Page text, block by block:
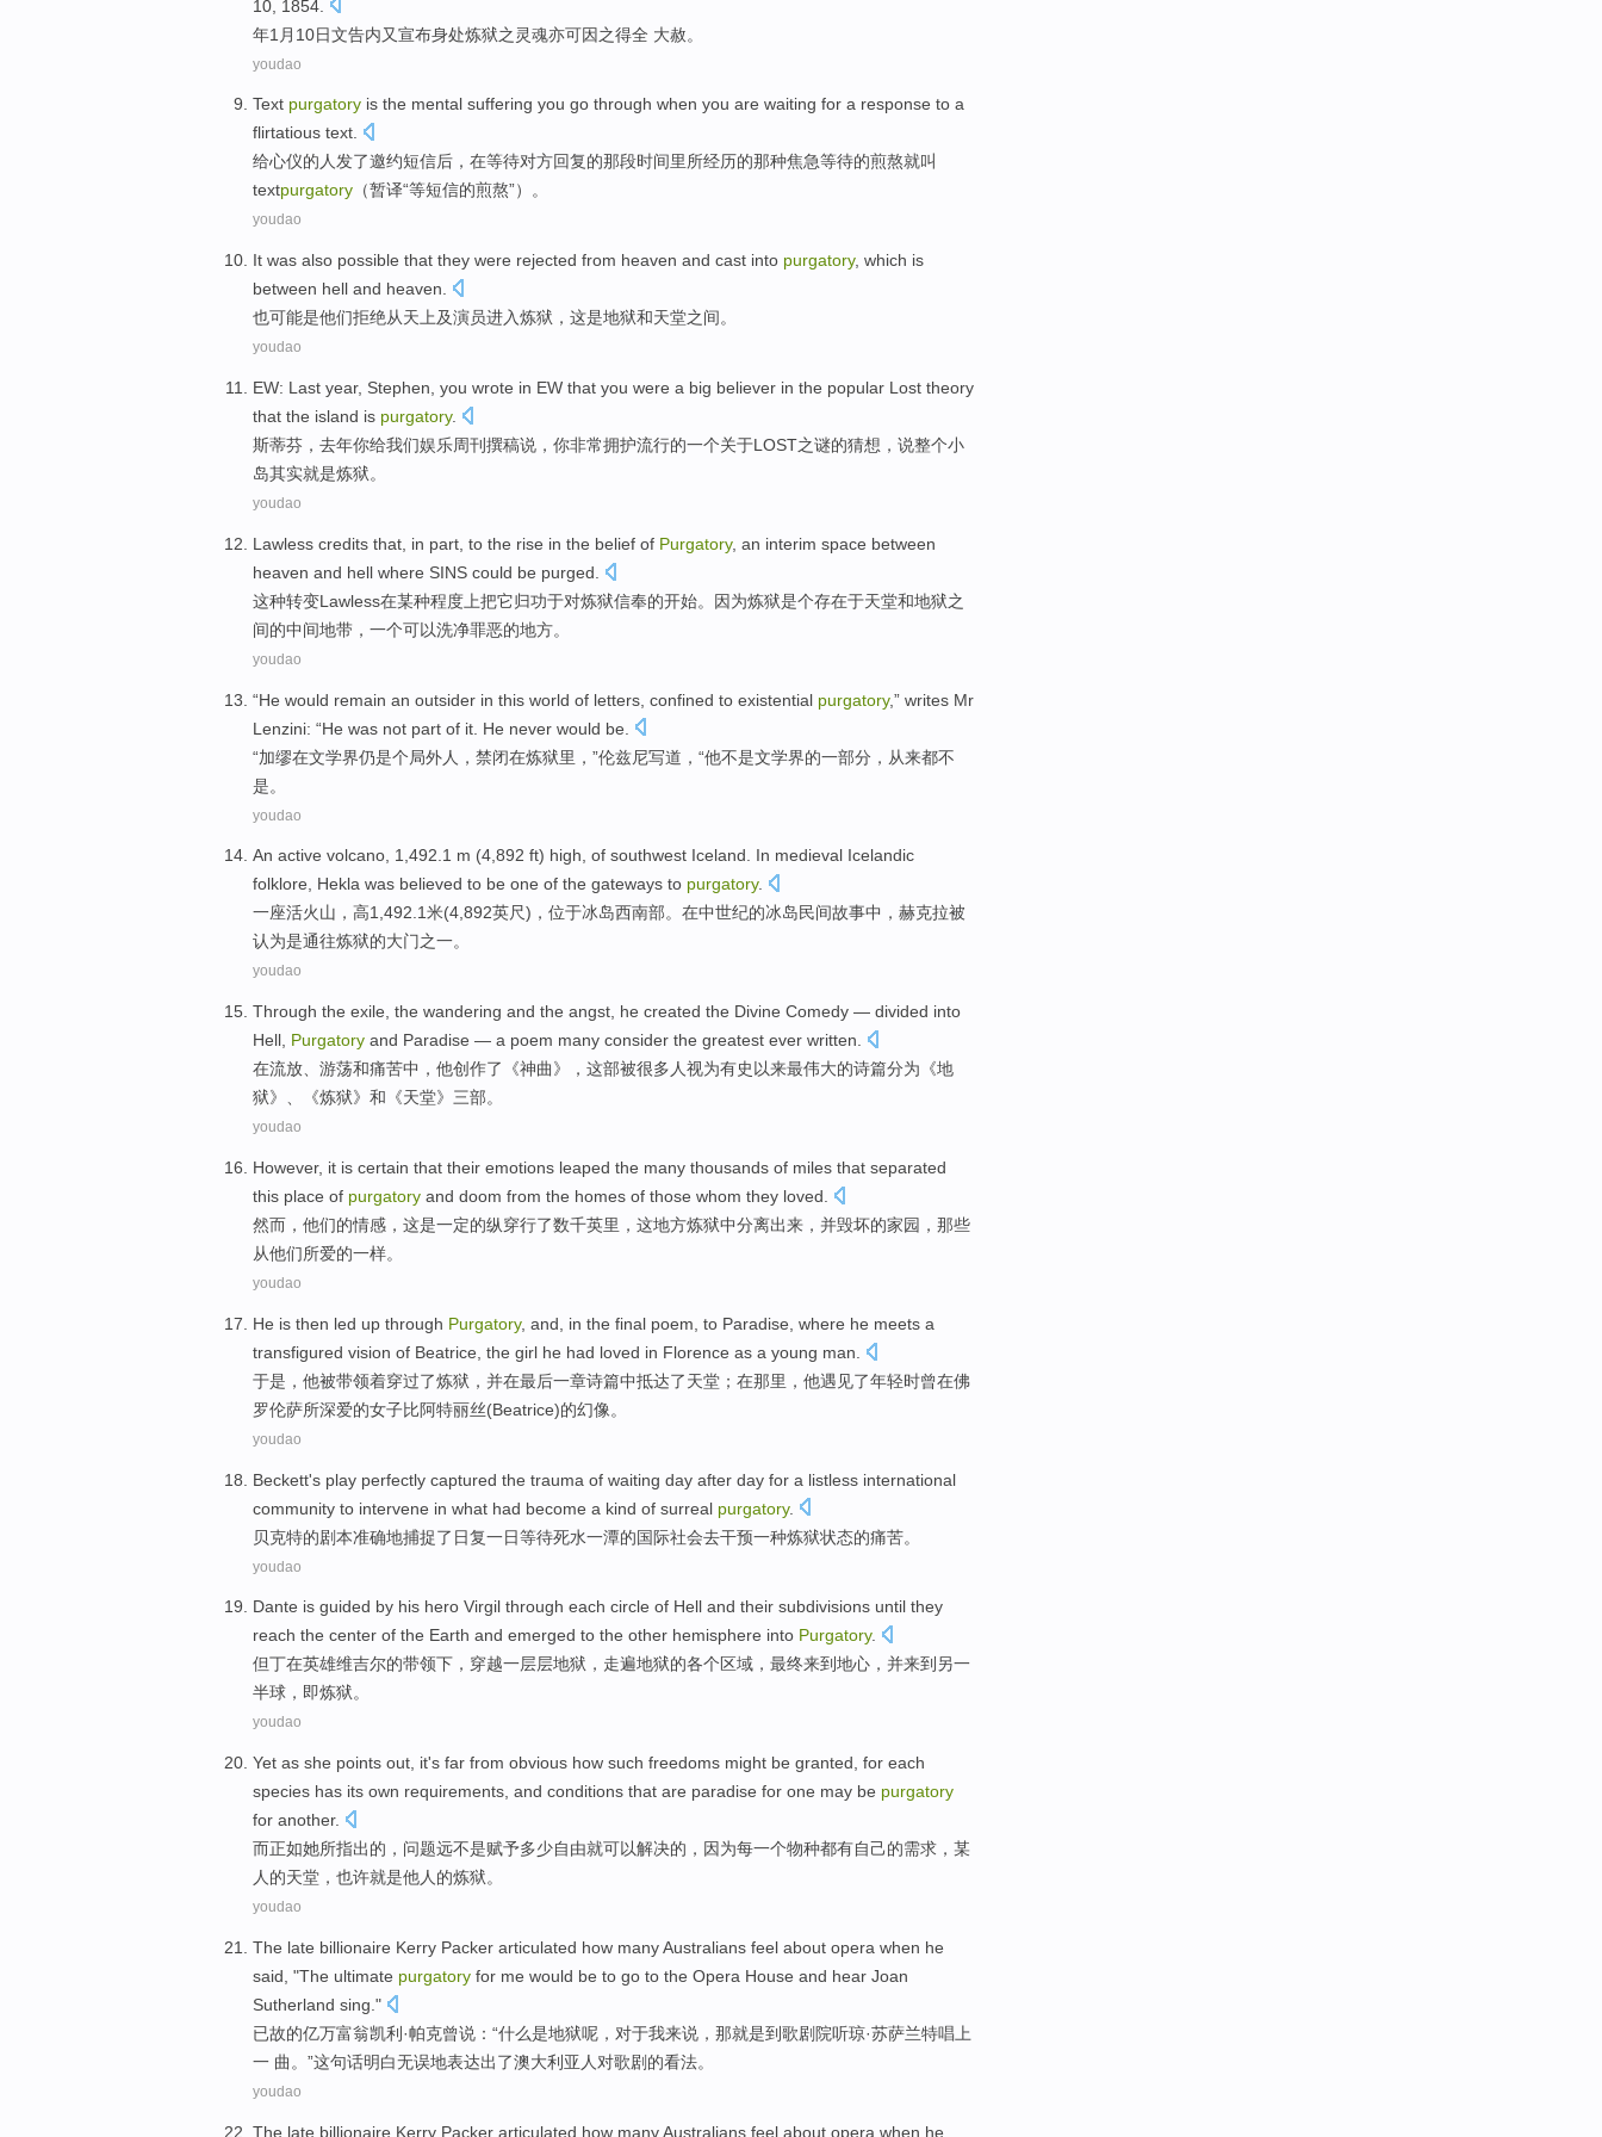
10 , 1854.
年1 月10日文告内又宣布身处炼狱之 灵魂亦可因之得全 大赦。
youdao
Text purgatory is the mental suffering you go through when you are waiting for a response to a
flirtatious text.
给心仪的人发了邀约短信后，在等待对方回复的那段时间里所经历的那种焦急等待的煎熬就叫
textpurgatory （暂译“等短信的煎熬”）。
youdao
It was also possible that they were rejected from heaven and cast into purgatory, which is
between hell and heaven
也可能是他们拒绝从天上及演员进入炼狱 ， 这是地狱和天堂之间。
youdao
EW: Last year, Stephen you wrote in EW that you were a big believer in the popular Lost theory
that the island is purgatory.
斯蒂芬 ， 去年你给我们娱乐周刊 撰稿说，你非常拥护流行的一个关于LOST之谜的猜想， 说整个小
岛其实就是炼狱。
youdao
Lawless credits that, in part, to the rise in the belief of Purgatory, an interim space between
heaven and hell where SINS could be purged
这种转变Lawless在某种程度上把它归功于对炼狱信奉的开始。因为炼狱是个存在于天堂和地狱之
间的中间地带， 一个可以洗净罪恶的地方。
youdao
“He would remain an outsider in this world of letters, confined to existential purgatory,” writes Mr
Lenzini: “He was not part of it. He never would be.
“加缪在文学界仍是个局外人， 禁闭在炼狱里，”伦兹尼写道 ，“他不是文学界的一部分 ，从来都不
是。
youdao
An active volcano, 1,492.1 m (4,892 ft) high, of southwest Iceland. In medieval Icelandic
folklore, Hekla was believed to be one of the gateways to purgatory.
一座活火山 ， 高1,492.1米(4,892英尺)，位于冰岛西南部。 在中世纪的冰岛民间故事中 ，赫克拉被
认为是通往炼狱的大门之一。
youdao
Through the exile, the wandering and the angst he created the Divine Comedy — divided into
Hell, Purgatory and Paradise — a poem many consider the greatest ever written.
在流放
游荡和痛苦中， 他创作了 《神曲》，这部被很多人视为有史以来最伟大的诗篇分为 《地
狱》、《炼狱》和《天堂》三部。
youdao
However, it is certain that their emotions leaped the many thousands of miles that separated
this place of purgatory and doom from the homes of those whom they loved
然而 ， 他们的情感 ， 这是一定的纵穿行了数千英里 ， 这地方炼狱中分离出来 ， 并毁坏的家园 ， 那些
从他们所爱的一样。
youdao
He is then led up through Purgatory, and in the final poem to Paradise where he meets a
transfigured vision of Beatrice the girl he had loved in Florence as a young man
于是 ， 他被带领着穿过了炼狱 ， 并在最后一章诗篇中抵达了天堂 ； 在那里 ，他遇见了年轻时曾在佛
罗伦萨所深爱的女子比阿特丽丝(Beatrice)的幻像。
youdao
Beckett's play perfectly captured the trauma of waiting day after day for a listless international
community to intervene in what had become a kind of surreal purgatory.
贝克特的剧本准确地捕捉了 日复一日等待死水一潭的国际社会去干预一种炼狱状态的痛苦。
youdao
Dante is guided by his hero Virgil through each circle of Hell and their subdivisions until they
reach the center of the Earth and emerged to the other hemisphere into Purgatory.
但丁在英雄维吉尔的带领下， 穿越一层层地狱 ， 走遍地狱的各个区域，最终来到地心，并来到另一
半球，即炼狱。
youdao
Yet as she points out , it's far from obvious how such freedoms might be granted for each
species has its own requirements , and conditions that are paradise for one may be purgatory
for another.
而正如她所指出的，问题远不是赋予多少自由就可以解决的， 因为每一个物种都有自己的需求 ，某
人的天堂 ， 也许就是他人 的炼狱。
youdao
The late billionaire Kerry Packer articulated how manyAustralians feel about opera when he
said , "The ultimate purgatory for me would be to go to the Opera House and hear Joan
Sutherland sing ."
已故的亿万富翁凯利·帕克曾说 ：“什么是地狱呢， 对于我来说，那就是到歌剧院听琼·苏萨兰特唱 上
一 曲。”这句话明白无误地表达出了澳大利亚人 对歌剧 的看法。
youdao
The late billionaire Kerry Packer articulated how manyAustralians feel about opera when he